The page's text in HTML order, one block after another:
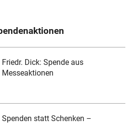
Friedr. Dick: Spende aus
Messeaktionen
Spenden statt Schenken –